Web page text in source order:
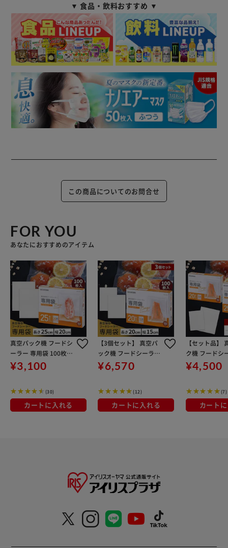
▼ 食品・飲料おすすめ ▼
この商品についてのお問合せ
FOR YOU
あなたにおすすめのアイテム
真空パック機 フードシ
ーラー 専用袋 100枚入
VPF-B225 (本体型番：
VPFシリーズ)
¥3,100
(30)
カートに入れる
【3個セット】 真空パ
ック機 フードシーラー
専用袋 15×20cm VPF-
B152 (本体型番：VPF
¥6,570
(12)
カートに入れる
【セット品】
ク機 フードシ
用袋 2種
F-B152
シリーズ)
¥4,500
(7)
カート